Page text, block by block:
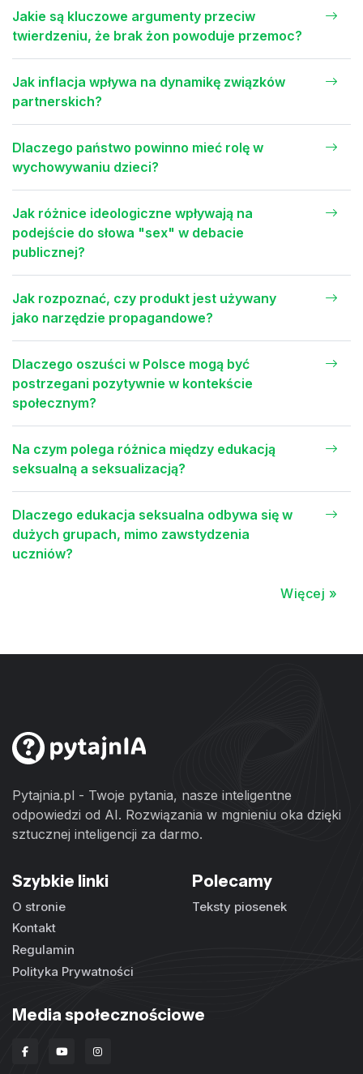
Jakie są kluczowe argumenty przeciw
twierdzeniu, że brak żon powoduje przemoc?
Jak inflacja wpływa na dynamikę związków
partnerskich?
Dlaczego państwo powinno mieć rolę w
wychowywaniu dzieci?
Jak różnice ideologiczne wpływają na
podejście do słowa "sex" w debacie
publicznej?
Jak rozpoznać, czy produkt jest używany
jako narzędzie propagandowe?
Dlaczego oszuści w Polsce mogą być
postrzegani pozytywnie w kontekście
społecznym?
Na czym polega różnica między edukacją
seksualną a seksualizacją?
Dlaczego edukacja seksualna odbywa się w
dużych grupach, mimo zawstydzenia
uczniów?
Więcej »
Pytajnia.pl - Twoje pytania, nasze inteligentne
odpowiedzi od AI. Rozwiązania w mgnieniu oka dzięki
sztucznej inteligencji za darmo.
Szybkie linki
O stronie
Kontakt
Regulamin
Polityka Prywatności
Polecamy
Teksty piosenek
Media społecznościowe